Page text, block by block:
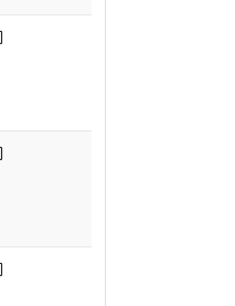
Afgedaan
Afgedaan
Niet afgedaan